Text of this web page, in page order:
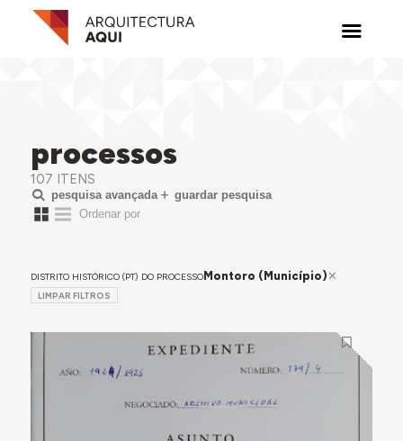
processos
107 ITENS
pesquisa avançada guardar pesquisa
DISTRITO HISTÓRICO (PT) DO PROCESSOMontoro (Município)
LIMPAR FILTROS